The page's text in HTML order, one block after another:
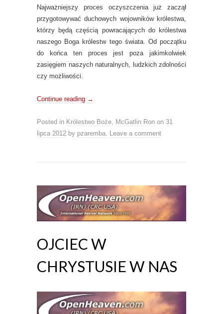
Najważniejszy proces oczyszczenia już zaczął
przygotowywać duchowych wojowników królestwa,
którzy będą częścią powracających do królestwa
naszego Boga królestw tego świata. Od początku
do końca ten proces jest poza jakimkolwiek
zasięgiem naszych naturalnych, ludzkich zdolności
czy możliwości.
Continue reading →
Posted in Królestwo Boże McGatlin Ron on 31
lipca 2012 by pzaremba Leave a comment
OJCIEC W
CHRYSTUSIE W NAS